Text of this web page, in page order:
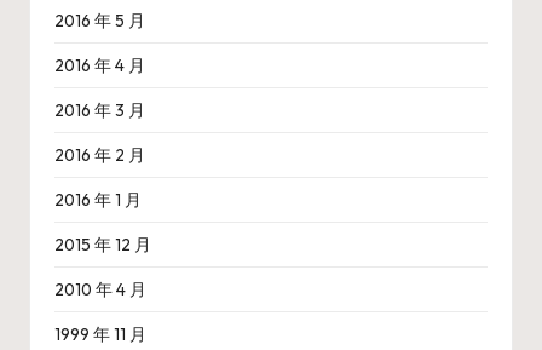
2016 年 5 月
2016 年 4 月
2016 年 3 月
2016 年 2 月
2016 年 1 月
2015 年 12 月
2010 年 4 月
1999 年 11 月